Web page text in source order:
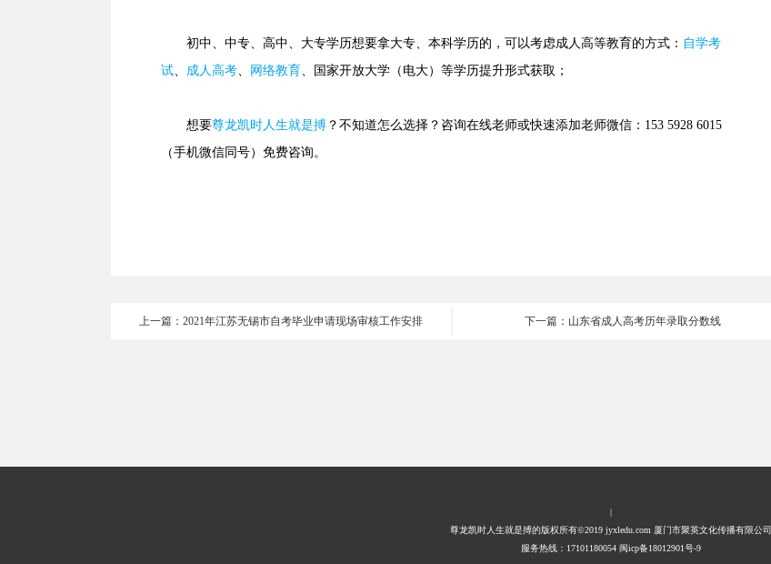
初中、中专、高中、大专学历想要拿大专、本科学历的，可以考虑成人高等教育的方式： 自学考
试、 成人高考、 网络教育、国家开放大学（电大）等学历提升形式获取；
想要尊龙凯时人生就是搏 ？不知道怎么选择？咨询在线老师或快速添加老师微信：153 5928 6015
（手机微信同号）免费咨询。
上一篇：2021年江苏无锡市自考毕业申请现场审核工作安排 下一篇：山东省成人高考历年录取分数线
|
尊龙凯时人生就是搏的版权所有©2019 jyxledu.com 厦门市聚英文化传播有限公司
服务热线：17101180054 闽icp备18012901号-9